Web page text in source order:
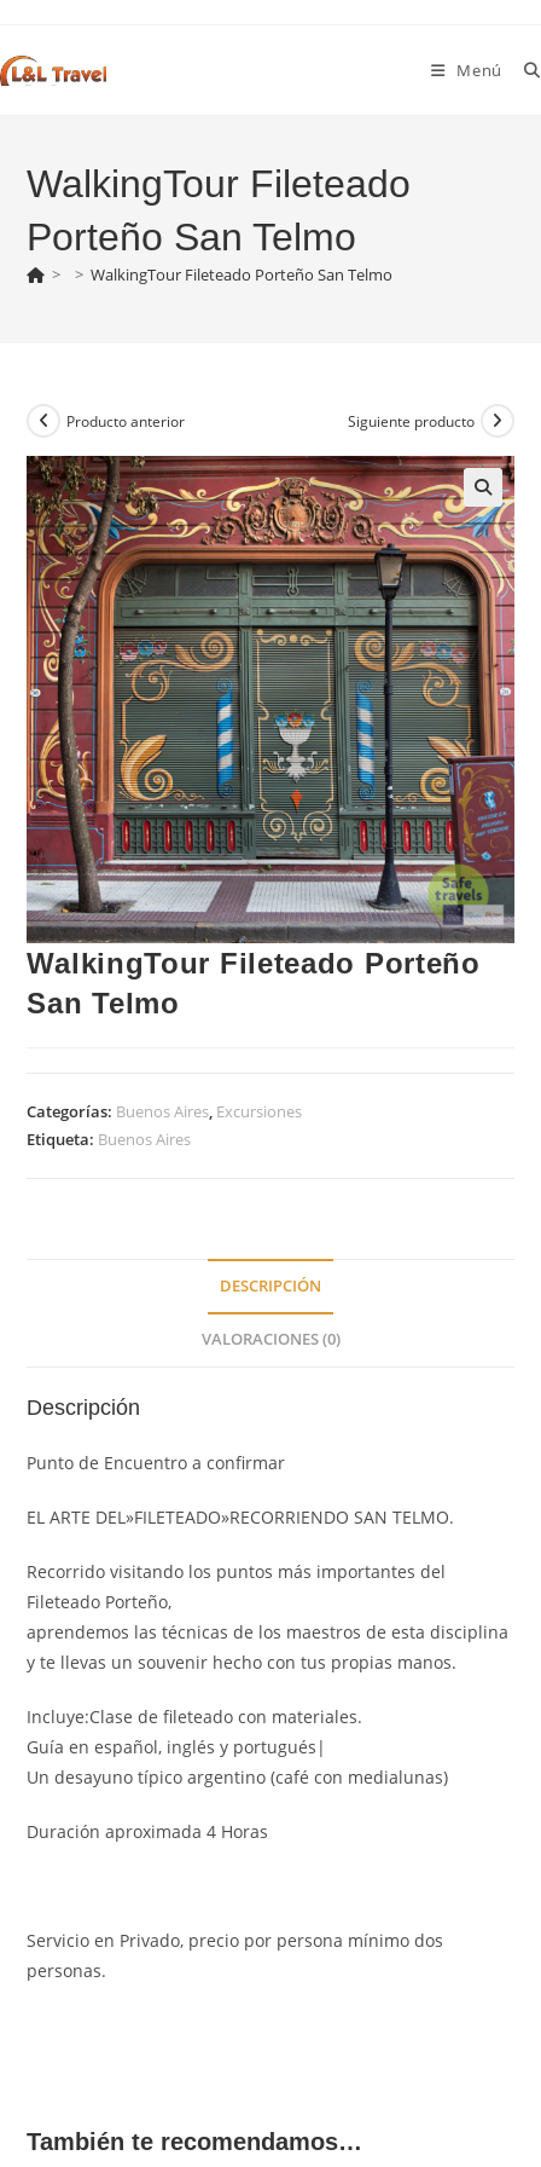
contenido
Menú
WalkingTour Fileteado
Porteño San Telmo
> > WalkingTour Fileteado Porteño San Telmo
Producto anterior Siguiente producto
WalkingTour Fileteado Porteño
San Telmo
Categorías: Buenos Aires, Excursiones
Etiqueta: Buenos Aires
DESCRIPCIÓN
VALORACIONES (0)
Descripción
Punto de Encuentro a confirmar
EL ARTE DEL»FILETEADO»RECORRIENDO SAN TELMO.
Recorrido visitando los puntos más importantes del
Fileteado Porteño,
aprendemos las técnicas de los maestros de esta disciplina
y te llevas un souvenir hecho con tus propias manos.
Incluye:Clase de fileteado con materiales.
Guía en español, inglés y portugués|
Un desayuno típico argentino (café con medialunas)
Duración aproximada 4 Horas
Servicio en Privado, precio por persona mínimo dos
personas.
También te recomendamos…